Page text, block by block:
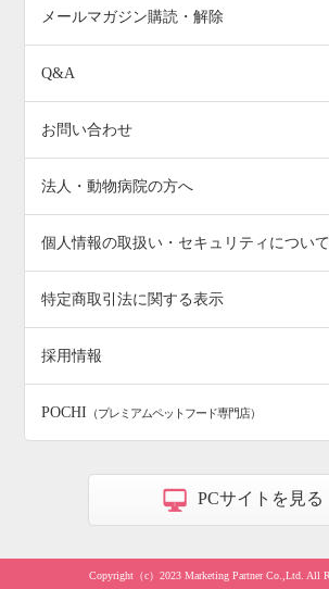
メールマガジン購読・解除
Q&A
お問い合わせ
法人・動物病院の方へ
個人情報の取扱い・セキュリティについて
特定商取引法に関する表示
採用情報
POCHI （プレミアムペットフード専門店）
PCサイトを見る
Copyright（c）2023 Marketing Partner Co.,Ltd. All